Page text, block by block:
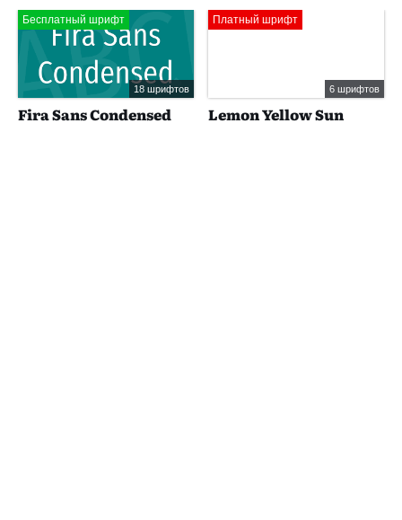
Бесплатный шрифт
18 шрифтов
Fira Sans Condensed
Платный шрифт
6 шрифтов
Lemon Yellow Sun